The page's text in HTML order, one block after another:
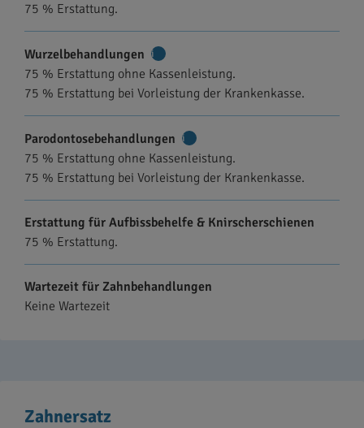
75 % Erstattung.
Wurzelbehandlungen
Informationen
75 % Erstattung ohne Kassenleistung.
75 % Erstattung bei Vorleistung der Krankenkasse.
Parodontosebehandlungen
Informationen
75 % Erstattung ohne Kassenleistung.
75 % Erstattung bei Vorleistung der Krankenkasse.
Erstattung für Aufbissbehelfe & Knirscherschienen
75 % Erstattung.
Wartezeit für Zahnbehandlungen
Keine Wartezeit
Zahnersatz